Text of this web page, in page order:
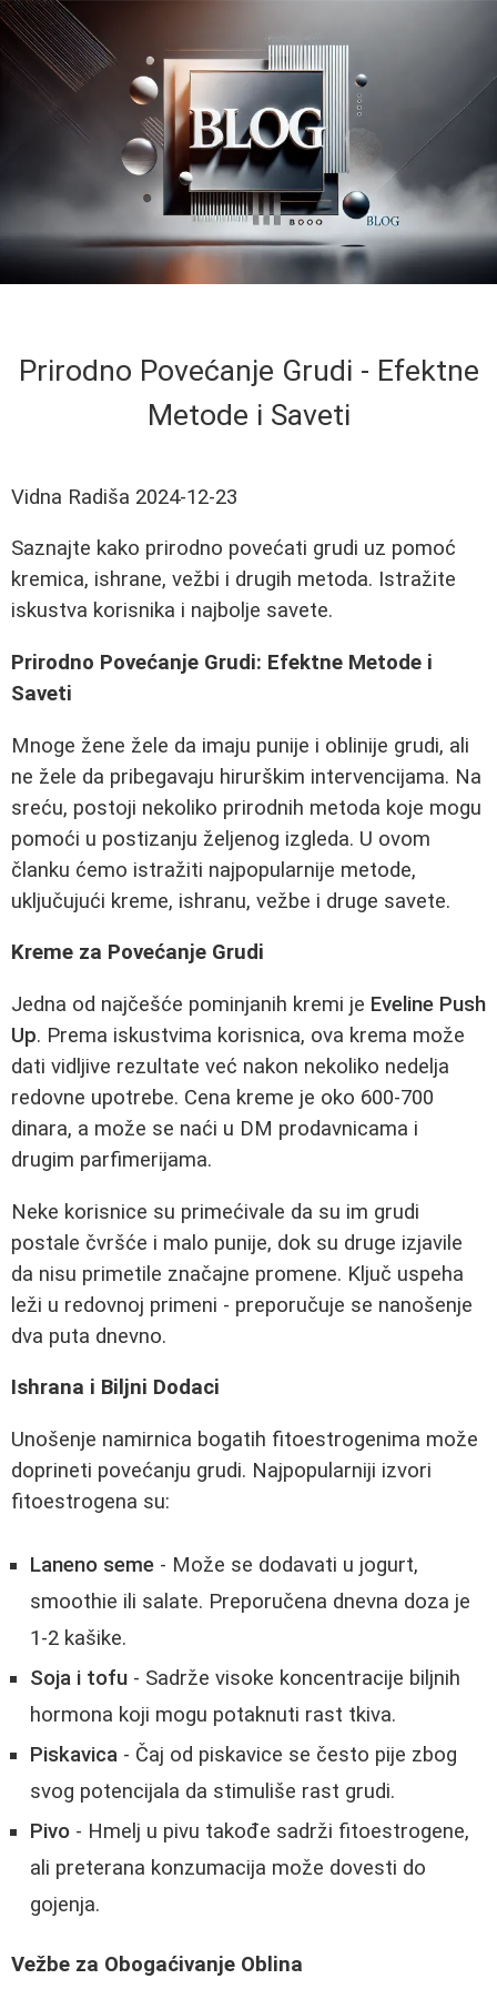
Prirodno Povećanje Grudi - Efektne
Metode i Saveti
Vidna Radiša 2024-12-23
Saznajte kako prirodno povećati grudi uz pomoć
kremica, ishrane, vežbi i drugih metoda. Istražite
iskustva korisnika i najbolje savete.
Prirodno Povećanje Grudi: Efektne Metode i
Saveti
Mnoge žene žele da imaju punije i oblinije grudi, ali
ne žele da pribegavaju hirurškim intervencijama. Na
sreću, postoji nekoliko prirodnih metoda koje mogu
pomoći u postizanju željenog izgleda. U ovom
članku ćemo istražiti najpopularnije metode,
uključujući kreme, ishranu, vežbe i druge savete.
Kreme za Povećanje Grudi
Jedna od najčešće pominjanih kremi je Eveline Push
Up. Prema iskustvima korisnica, ova krema može
dati vidljive rezultate već nakon nekoliko nedelja
redovne upotrebe. Cena kreme je oko 600-700
dinara, a može se naći u DM prodavnicama i
drugim parfimerijama.
Neke korisnice su primećivale da su im grudi
postale čvršće i malo punije, dok su druge izjavile
da nisu primetile značajne promene. Ključ uspeha
leži u redovnoj primeni - preporučuje se nanošenje
dva puta dnevno.
Ishrana i Biljni Dodaci
Unošenje namirnica bogatih fitoestrogenima može
doprineti povećanju grudi. Najpopularniji izvori
fitoestrogena su:
Laneno seme - Može se dodavati u jogurt,
smoothie ili salate. Preporučena dnevna doza je
1-2 kašike.
Soja i tofu - Sadrže visoke koncentracije biljnih
hormona koji mogu potaknuti rast tkiva.
Piskavica - Čaj od piskavice se često pije zbog
svog potencijala da stimuliše rast grudi.
Pivo - Hmelj u pivu takođe sadrži fitoestrogene,
ali preterana konzumacija može dovesti do
gojenja.
Vežbe za Obogaćivanje Oblina